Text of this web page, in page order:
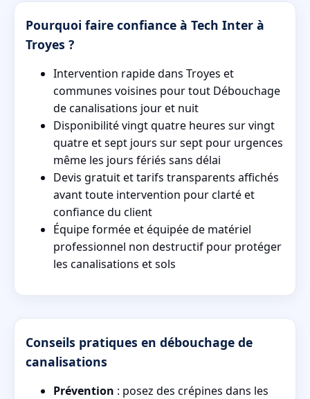
Pourquoi faire confiance à Tech Inter à
Troyes ?
Intervention rapide dans Troyes et
communes voisines pour tout Débouchage
de canalisations jour et nuit
Disponibilité vingt quatre heures sur vingt
quatre et sept jours sur sept pour urgences
même les jours fériés sans délai
Devis gratuit et tarifs transparents affichés
avant toute intervention pour clarté et
confiance du client
Équipe formée et équipée de matériel
professionnel non destructif pour protéger
les canalisations et sols
Conseils pratiques en débouchage de
canalisations
Prévention : posez des crépines dans les